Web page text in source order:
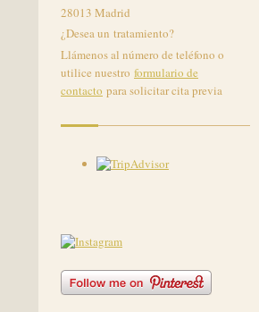
28013 Madrid
¿Desea un tratamiento?
Llámenos al número de teléfono o
utilice nuestro formulario de
contacto para solicitar cita previa